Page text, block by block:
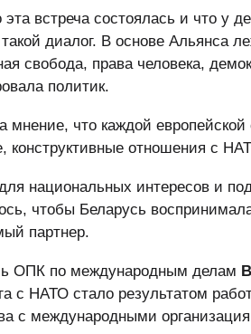
встреча состоялась и что у
диалог. В основе Альянса
свобода, права человека,
политик.
мнение, что каждой европейской
конструктивные отношения с
национальных интересов и
чтобы Беларусь
партнер.
ОПК по международным делам
с НАТО стало результатом
с международными